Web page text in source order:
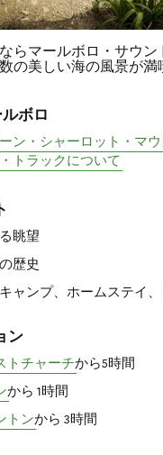
らマールボロ・サウン
の美しい海の風景が満
ボロ
ン・シャーロット・マ
トラックについて
眺望
歴史
ャンプ、ホームステイ
ン
トチャーチから5時間
から 1時間
トンから 3時間